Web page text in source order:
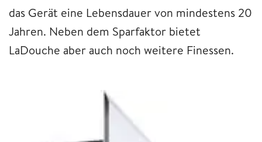
das Gerät eine Lebensdauer von mindestens 20
Jahren. Neben dem Sparfaktor bietet
LaDouche aber auch noch weitere Finessen.